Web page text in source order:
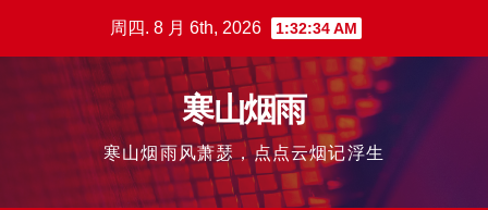
周四. 8 月 6th, 2026 1:32:35 AM
寒山烟雨
寒山烟雨风萧瑟，点点云烟记浮生